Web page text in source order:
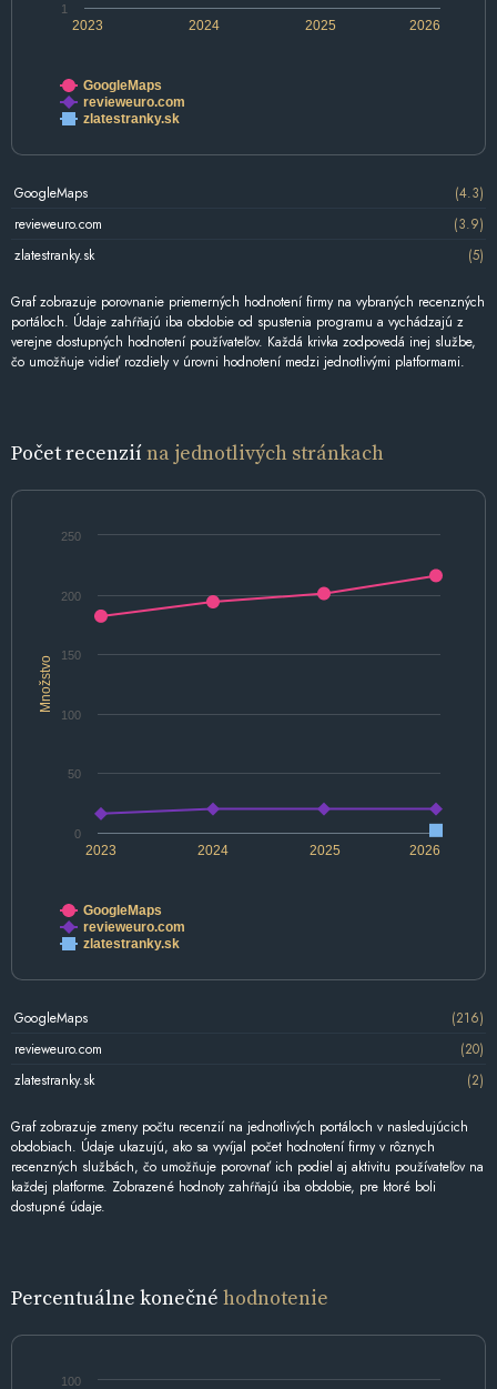
2024 2026
2023 2025
1
GoogleMaps
revieweuro.com
zlatestranky.sk
GoogleMaps
(4.3)
revieweuro.com
(3.9)
zlatestranky.sk
(5)
Graf zobrazuje porovnanie priemerných hodnotení firmy na vybraných recenzných
portáloch. Údaje zahŕňajú iba obdobie od spustenia programu a vychádzajú z
verejne dostupných hodnotení používateľov. Každá krivka zodpovedá inej službe,
čo umožňuje vidieť rozdiely v úrovni hodnotení medzi jednotlivými platformami.
Počet recenziína jednotlivých stránkach
Množstvo
2024 2026
2023 2025
0
50
100
150
200
250
GoogleMaps
revieweuro.com
zlatestranky.sk
GoogleMaps
(216)
revieweuro.com
(20)
zlatestranky.sk
(2)
Graf zobrazuje zmeny počtu recenzií na jednotlivých portáloch v nasledujúcich
obdobiach. Údaje ukazujú, ako sa vyvíjal počet hodnotení firmy v rôznych
recenzných službách, čo umožňuje porovnať ich podiel aj aktivitu používateľov na
každej platforme. Zobrazené hodnoty zahŕňajú iba obdobie, pre ktoré boli
dostupné údaje.
Percentuálne konečné hodnotenie
100